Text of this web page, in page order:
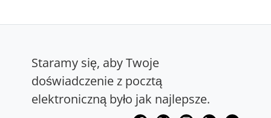
Staramy się, aby Twoje
doświadczenie z pocztą
elektroniczną było jak najlepsze.